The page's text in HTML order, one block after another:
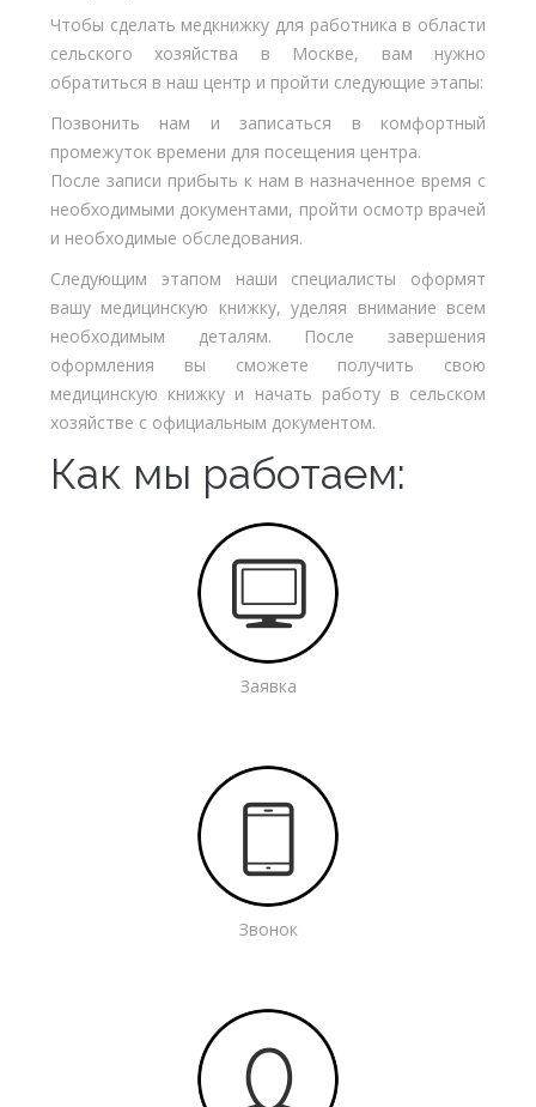
Чтобы сделать медкнижку для работника в области
сельского хозяйства в Москве, вам нужно
обратиться в наш центр и пройти следующие этапы:
Позвонить нам и записаться в комфортный
промежуток времени для посещения центра.
После записи прибыть к нам в назначенное время с
необходимыми документами, пройти осмотр врачей
и необходимые обследования.
Следующим этапом наши специалисты оформят
вашу медицинскую книжку, уделяя внимание всем
необходимым деталям. После завершения
оформления вы сможете получить свою
медицинскую книжку и начать работу в сельском
хозяйстве с официальным документом.
Как мы работаем:
Заявка
Звонок